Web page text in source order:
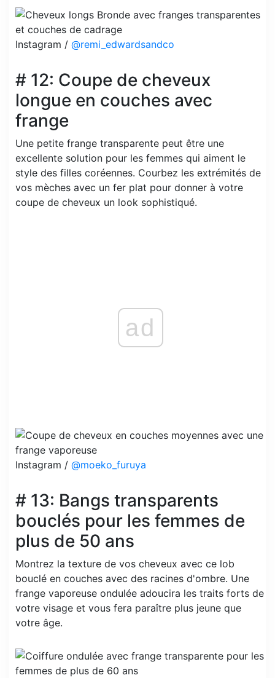
Instagram / @remi_edwardsandco
# 12: Coupe de cheveux
longue en couches avec
frange
Une petite frange transparente peut être une
excellente solution pour les femmes qui aiment le
style des filles coréennes. Courbez les extrémités de
vos mèches avec un fer plat pour donner à votre
coupe de cheveux un look sophistiqué.
ad
Instagram / @moeko_furuya
# 13: Bangs transparents
bouclés pour les femmes de
plus de 50 ans
Montrez la texture de vos cheveux avec ce lob
bouclé en couches avec des racines d'ombre. Une
frange vaporeuse ondulée adoucira les traits forts de
votre visage et vous fera paraître plus jeune que
votre âge.